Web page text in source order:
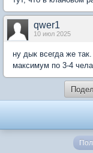
qwer1
10 июл 2025
ну дык всегда же
максимум по 3-4